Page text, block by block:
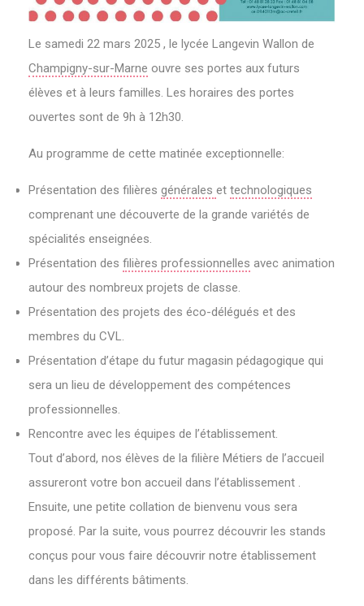
Le samedi 22 mars 2025 , le lycée Langevin Wallon de
Champigny-sur-Marne ouvre ses portes aux futurs
élèves et à leurs familles. Les horaires des portes
ouvertes sont de 9h à 12h30.
Au programme de cette matinée exceptionnelle:
Présentation des filières générales et technologiques
comprenant une découverte de la grande variétés de
spécialités enseignées.
Présentation des filières professionnelles avec animation
autour des nombreux projets de classe.
Présentation des projets des éco-délégués et des
membres du CVL.
Présentation d’étape du futur magasin pédagogique qui
sera un lieu de développement des compétences
professionnelles.
Rencontre avec les équipes de l’établissement.
Tout d’abord, nos élèves de la filière Métiers de l’accueil
assureront votre bon accueil dans l’établissement .
Ensuite, une petite collation de bienvenu vous sera
proposé. Par la suite, vous pourrez découvrir les stands
conçus pour vous faire découvrir notre établissement
dans les différents bâtiments.